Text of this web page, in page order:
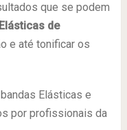
que se podem
de
e até tonificar os
Elásticas e
por profissionais da